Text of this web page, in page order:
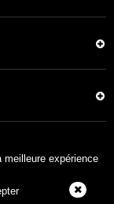
expérience